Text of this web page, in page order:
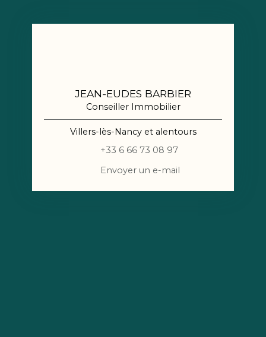
JEAN-EUDES BARBIER
Conseiller Immobilier
Villers-lès-Nancy et alentours
+33 6 66 73 08 97
Envoyer un e-mail